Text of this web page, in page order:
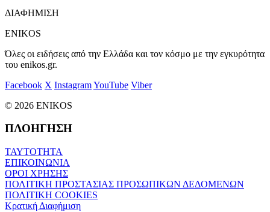
ΔΙΑΦΗΜΙΣΗ
ENIKOS
Όλες οι ειδήσεις από την Ελλάδα και τον κόσμο με την εγκυρότητα
του enikos.gr.
Facebook X InstagramYouTube Viber
© 2026 ENIKOS
ΠΛΟΗΓΗΣΗ
ΤΑΥΤΟΤΗΤΑ
ΕΠΙΚΟΙΝΩΝΙΑ
ΟΡΟΙ ΧΡΗΣΗΣ
ΠΟΛΙΤΙΚΗ ΠΡΟΣΤΑΣΙΑΣ ΠΡΟΣΩΠΙΚΩΝ ΔΕΔΟΜΕΝΩΝ
ΠΟΛΙΤΙΚΗ COOKIES
Κρατική Διαφήμιση